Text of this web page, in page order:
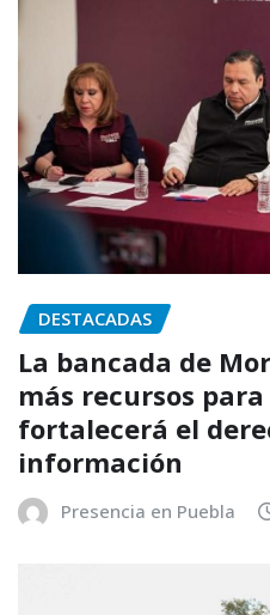
DESTACADAS
La bancada de
más recursos
fortalecerá el
información
Presencia en Puebla